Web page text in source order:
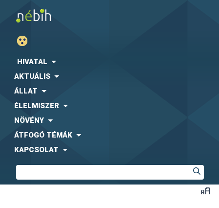
HIVATAL
AKTUÁLIS
ÁLLAT
ÉLELMISZER
NÖVÉNY
ÁTFOGÓ TÉMÁK
KAPCSOLAT